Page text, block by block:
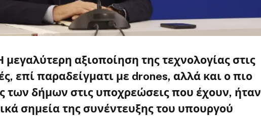
μεγαλύτερη αξιοποίηση της τεχνολογίας στις
επί παραδείγματι με drones, αλλά και ο πιο
των δήμων στις υποχρεώσεις που έχουν, ήταν
σημεία της συνέντευξης του υπουργού